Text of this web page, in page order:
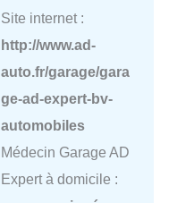
Site internet :
http://www.ad-
auto.fr/garage/gara
ge-ad-expert-bv-
automobiles
Médecin Garage AD
Expert à domicile :